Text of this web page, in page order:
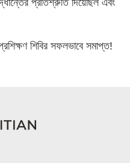
শিবির সফলভাবে সমাপ্ত!